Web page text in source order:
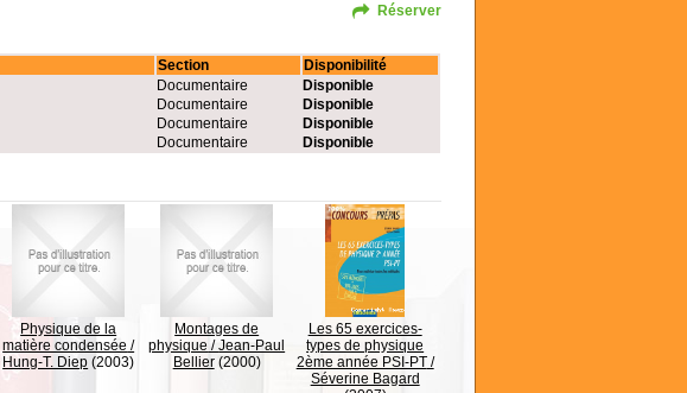
Réserver
Section
Disponibilité
Documentaire
Disponible
Documentaire
Disponible
Documentaire
Disponible
Documentaire Disponible
Physique de la
matière condensée /
Hung-T. Diep (2003)
Montages de
physique /Jean-Paul
Bellier(2000)
Les 65 exercices-
types de physique
2ème année PSI-PT/
Séverine Bagard